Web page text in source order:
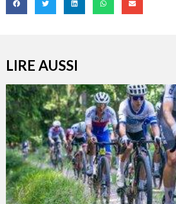
LIRE AUSSI